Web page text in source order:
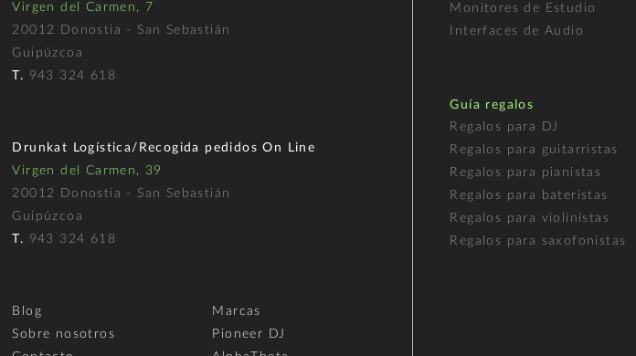
Virgen del Carmen, 7
20012 Donostia - San Sebastián
Guipúzcoa
T. 943 324 618
Drunkat Logística/Recogida pedidos On Line
Virgen del Carmen, 39
20012 Donostia - San Sebastián
Guipúzcoa
T. 943 324 618
Blog
Sobre nosotros
Marcas
Pioneer DJ
Monitores de Estudio
Interfaces de Audio
Guía regalos
Regalos para DJ
Regalos para guitarristas
Regalos para pianistas
Regalos para bateristas
Regalos para violinistas
Regalos para saxofonistas